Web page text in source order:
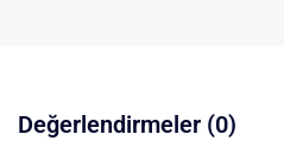
Değerlendirmeler (0)